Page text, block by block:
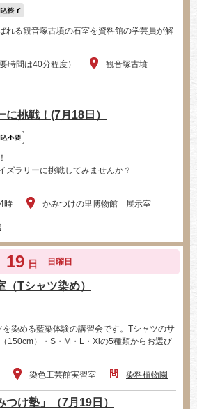
れる観音塚古墳の石室を資料館の学芸員が解
時間は40分程度） 観音塚古墳
挑戦！(7月18日）
ズラリーに挑戦してみませんか？
時 かみつけの里博物館 展示室
19 日 日曜日
Tシャツ染め）
染める藍染体験の講習会です。Tシャツのサ
150cm）・S・M・L・Xlの5種類からお選び
染色工芸館実習室 染料植物園
け塾」（7月19日）